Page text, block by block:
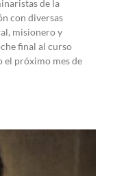
de la
con diversas
misionero y
final al curso
el próximo mes de